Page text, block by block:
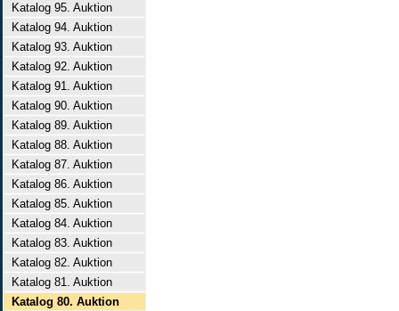
Katalog 95. Auktion
Katalog 94. Auktion
Katalog 93. Auktion
Katalog 92. Auktion
Katalog 91. Auktion
Katalog 90. Auktion
Katalog 89. Auktion
Katalog 88. Auktion
Katalog 87. Auktion
Katalog 86. Auktion
Katalog 85. Auktion
Katalog 84. Auktion
Katalog 83. Auktion
Katalog 82. Auktion
Katalog 81. Auktion
Katalog 80. Auktion